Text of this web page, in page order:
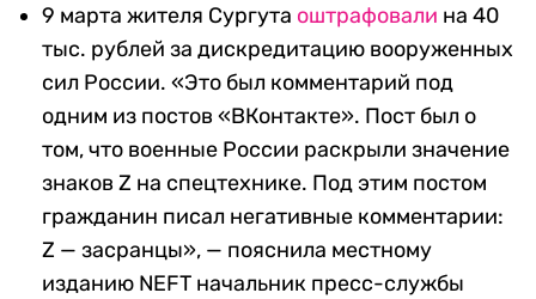
9 марта жителя Сургута оштрафовали на 40
тыс. рублей за дискредитацию вооруженных
сил России. «Это был комментарий под
одним из постов «ВКонтакте». Пост был о
том, что военные России раскрыли значение
знаков Z на спецтехнике. Под этим постом
гражданин писал негативные комментарии:
Z — засранцы», — пояснила местному
изданию NEFT начальник пресс-службы